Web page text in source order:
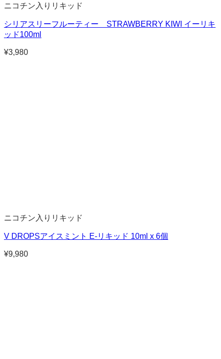
ニコチン入りリキッド
シリアスリーフルーティー STRAWBERRY KIWI イーリキ
ッド100ml
¥3,980
ニコチン入りリキッド
V DROPSアイスミント E-リキッド 10ml x 6個
¥9,980